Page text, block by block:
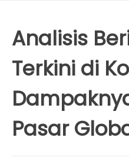
Analisis
Terkini di
Pasar